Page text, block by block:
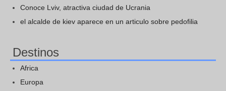
Conoce Lviv, atractiva ciudad de Ucrania
el alcalde de kiev aparece en un articulo sobre pedofilia
Destinos
Africa
Europa